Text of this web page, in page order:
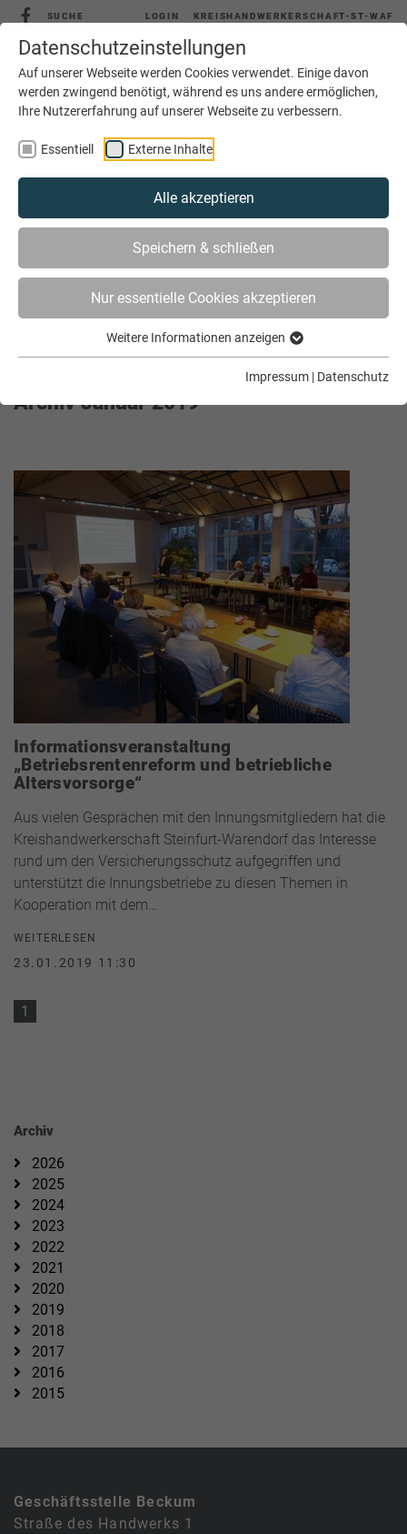
Datenschutzeinstellungen
Auf unserer Webseite werden Cookies verwendet. Einige davon
werden zwingend benötigt, während es uns andere ermöglichen,
Ihre Nutzererfahrung auf unserer Webseite zu verbessern.
Essentiell Externe Inhalte
Alle akzeptieren
Speichern & schließen
Nur essentielle Cookies akzeptieren
Weitere Informationen anzeigen
Impressum | Datenschutz
SUCHE LOGIN KREISHANDWERKERSCHAFT-ST-WAF
MENÜ
AKTUELLES ARCHIV
Archiv Januar 2019
Informationsveranstaltung
„Betriebsrentenreform und betriebliche
Altersvorsorge“
Aus vielen Gesprächen mit den Innungsmitgliedern hat die
Kreishandwerkerschaft Steinfurt-Warendorf das Interesse
rund um den Versicherungsschutz aufgegriffen und
unterstützt die Innungsbetriebe zu diesen Themen in
Kooperation mit dem…
WEITERLESEN
23.01.2019 11:30
1
Archiv
2026
2025
2024
2023
2022
2021
2020
2019
2018
2017
2016
2015
Geschäftsstelle Beckum
Straße des Handwerks 1